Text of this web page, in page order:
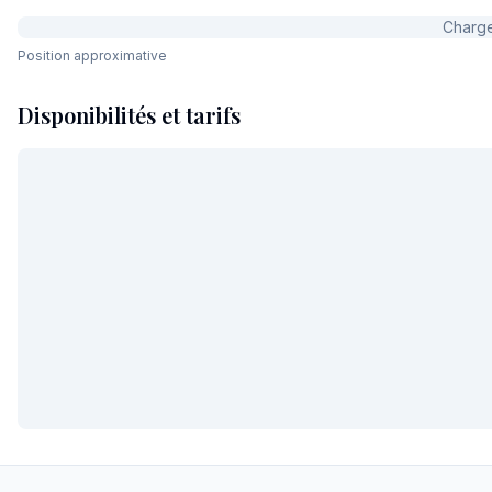
Position approximative
Disponibilités et tarifs